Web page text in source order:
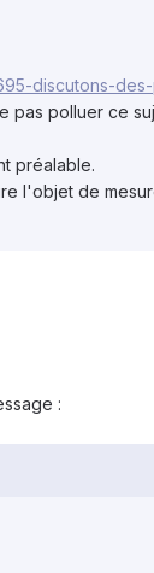
discutons-
pas polluer ce
préalable.
l'objet de
: